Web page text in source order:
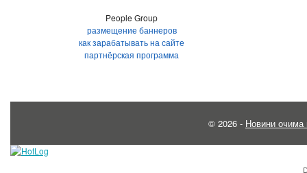
People Group
размещение баннеров
как зарабатывать на сайте
партнёрская программа
© 2026 - Новини очима